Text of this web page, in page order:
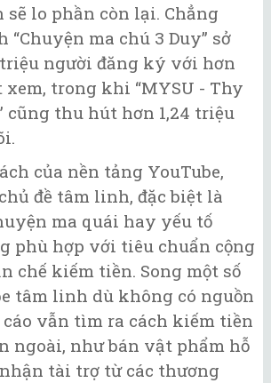
lo phần còn lại. Chẳng
ma chú 3 Duy” sở
triệu người đăng ký với hơn
trong khi “MYSU - Thy
cũng thu hút hơn 1,24 triệu
của nền tảng YouTube,
đề tâm linh, đặc biệt là
ma quái hay yếu tố
phù hợp với tiêu chuẩn cộng
chế kiếm tiền. Song một số
tâm linh dù không có nguồn
vẫn tìm ra cách kiếm tiền
ngoài, như bán vật phẩm hỗ
tài trợ từ các thương